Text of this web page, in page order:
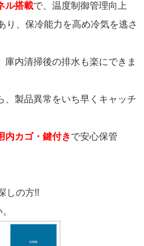
ル搭載で、温度制御管理向上
り、保冷能力を高め冷気を逃さ
内清掃後の排水も楽にできま
、製品異常をいち早くキャッチ
内カゴ・鍵付きで安心保管
しの方!!